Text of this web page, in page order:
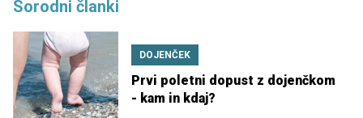
Sorodni članki
DOJENČEK
Prvi poletni dopust z dojenčkom
- kam in kdaj?